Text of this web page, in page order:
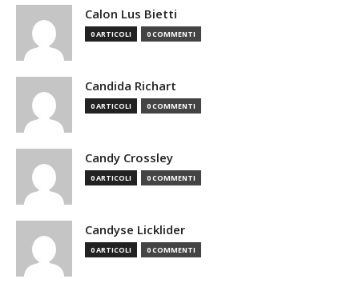
Calon Lus Bietti
0 ARTICOLI 0 COMMENTI
Candida Richart
0 ARTICOLI 0 COMMENTI
Candy Crossley
0 ARTICOLI 0 COMMENTI
Candyse Licklider
0 ARTICOLI 0 COMMENTI